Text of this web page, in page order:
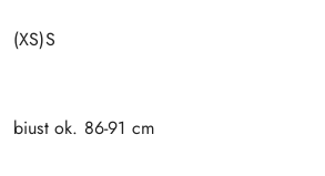
(XS)S
biust ok. 86-91 cm